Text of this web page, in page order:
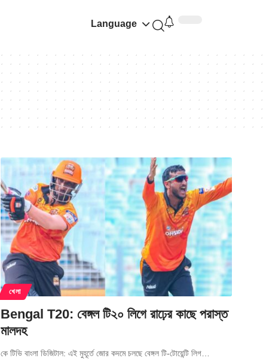
Language
খেলা
Bengal T20: বেঙ্গল টি২০ লিগে রাঢ়ের কাছে পরাস্ত
মালদহ
কে টিভি বাংলা ডিজিটাল: এই মুহূর্তে জোর কদমে চলছে বেঙ্গল টি-টোয়েন্টি লিগ…